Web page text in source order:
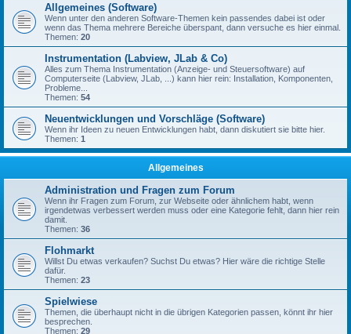
Allgemeines (Software)
Wenn unter den anderen Software-Themen kein passendes dabei ist oder
wenn das Thema mehrere Bereiche überspant, dann versuche es hier einmal.
Themen: 20
Instrumentation (Labview, JLab & Co)
Alles zum Thema Instrumentation (Anzeige- und Steuersoftware) auf
Computerseite (Labview, JLab, ...) kann hier rein: Installation, Komponenten,
Probleme...
Themen: 54
Neuentwicklungen und Vorschläge (Software)
Wenn ihr Ideen zu neuen Entwicklungen habt, dann diskutiert sie bitte hier.
Themen: 1
Allgemeines
Administration und Fragen zum Forum
Wenn ihr Fragen zum Forum, zur Webseite oder ähnlichem habt, wenn
irgendetwas verbessert werden muss oder eine Kategorie fehlt, dann hier rein
damit.
Themen: 36
Flohmarkt
Willst Du etwas verkaufen? Suchst Du etwas? Hier wäre die richtige Stelle
dafür.
Themen: 23
Spielwiese
Themen, die überhaupt nicht in die übrigen Kategorien passen, könnt ihr hier
besprechen.
Themen: 29